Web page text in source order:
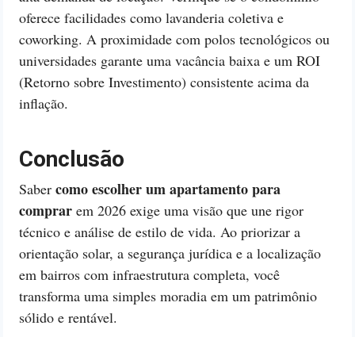
oferece facilidades como lavanderia coletiva e
coworking. A proximidade com polos tecnológicos ou
universidades garante uma vacância baixa e um ROI
(Retorno sobre Investimento) consistente acima da
inflação.
Conclusão
Saber como escolher um apartamento para
comprar em 2026 exige uma visão que une rigor
técnico e análise de estilo de vida. Ao priorizar a
orientação solar, a segurança jurídica e a localização
em bairros com infraestrutura completa, você
transforma uma simples moradia em um patrimônio
sólido e rentável.